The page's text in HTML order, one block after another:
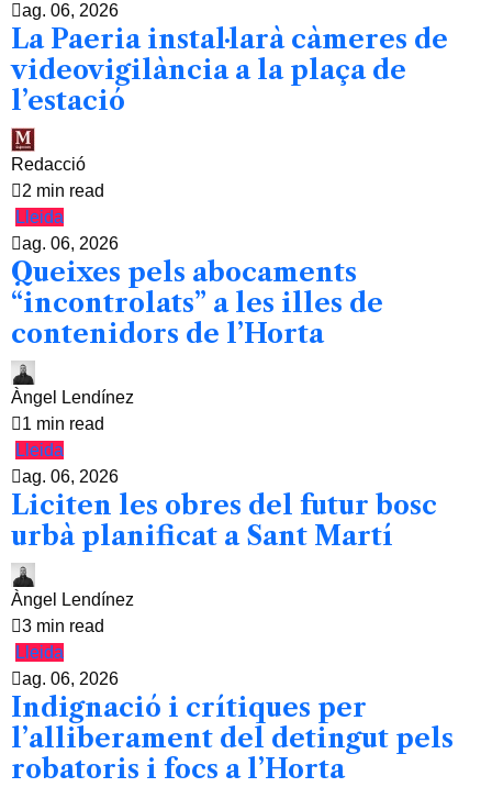
ag. 06, 2026
La Paeria instal·larà càmeres de
videovigilància a la plaça de
l’estació
Redacció
2 min read
Lleida
ag. 06, 2026
Queixes pels abocaments
“incontrolats” a les illes de
contenidors de l’Horta
Àngel Lendínez
1 min read
Lleida
ag. 06, 2026
Liciten les obres del futur bosc
urbà planificat a Sant Martí
Àngel Lendínez
3 min read
Lleida
ag. 06, 2026
Indignació i crítiques per
l’alliberament del detingut pels
robatoris i focs a l’Horta